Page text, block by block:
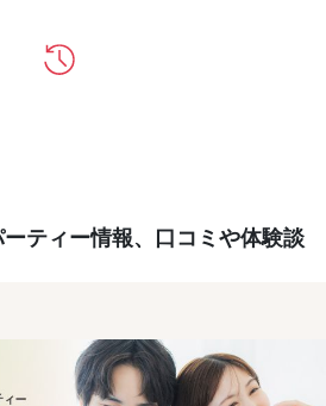
ティー情報、口コミや体験談